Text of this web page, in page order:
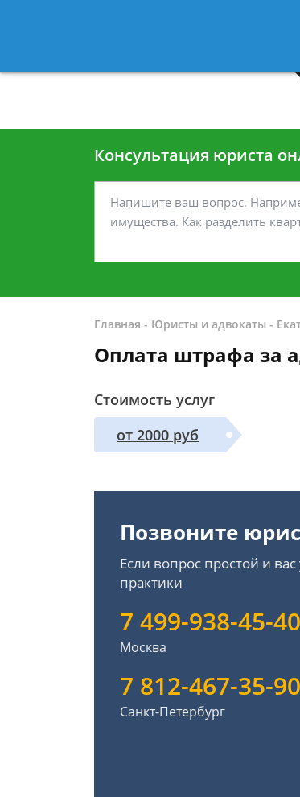
7
Консультация юриста
Главная - Юристы и адвокаты -
Оплата штрафа за
Стоимость услуг
от 2000 руб
Позвоните
Если вопрос простой и
практики
7 499-938-45-40
Москва
7 812-467-35-90
Санкт-Петербург